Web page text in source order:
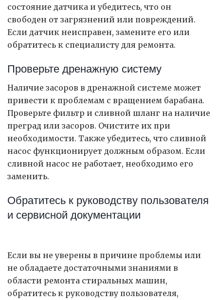
состояние датчика и убедитесь, что он
свободен от загрязнений или повреждений.
Если датчик неисправен, замените его или
обратитесь к специалисту для ремонта.
Проверьте дренажную систему
Наличие засоров в дренажной системе может
привести к проблемам с вращением барабана.
Проверьте фильтр и сливной шланг на наличие
преград или засоров. Очистите их при
необходимости. Также убедитесь, что сливной
насос функционирует должным образом. Если
сливной насос не работает, необходимо его
заменить.
Обратитесь к руководству пользователя
и сервисной документации
Если вы не уверены в причине проблемы или
не обладаете достаточными знаниями в
области ремонта стиральных машин,
обратитесь к руководству пользователя,